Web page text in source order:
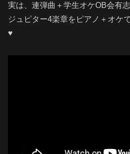
実は、連弾曲＋学生オケOB会有
ジュピター4楽章をピアノ＋オケ
♥